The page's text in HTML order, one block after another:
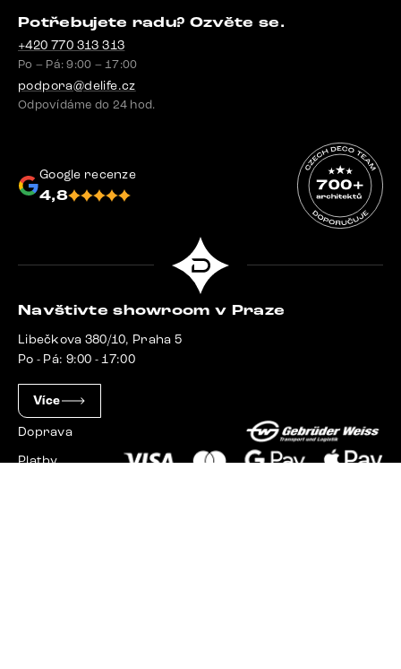
Potřebujete radu? Ozvěte se.
+420 770 313 313
Po – Pá: 9:00 – 17:00
podpora@delife.cz
Odpovídáme do 24 hod.
Google recenze
4,8
Navštivte showroom v Praze
Libečkova 380/10, Praha 5
Po - Pá: 9:00 - 17:00
Více
Doprava
Platby